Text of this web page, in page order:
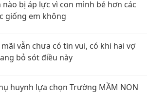
nào bị áp lực vì con mình bé hơn các
giống em không
vẫn chưa có tin vui, có khi hai vợ
bỏ sót điều này
huynh lựa chọn Trường MẦM NON